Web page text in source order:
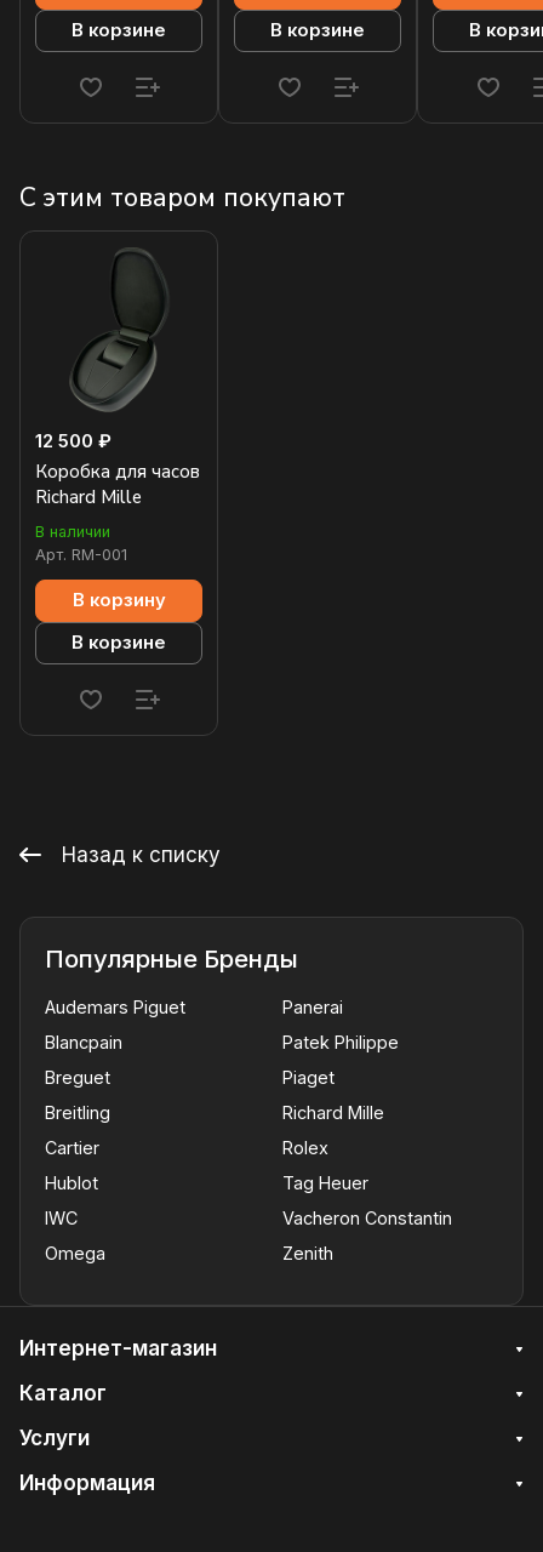
В корзине
В корзине
В
С этим товаром покупают
12 500 ₽
Коробка для часов
Richard Mille
В наличии
Арт. RM-001
В корзину
В корзине
Назад к списку
Популярные Бренды
Audemars Piguet
Blancpain
Breguet
Breitling
Cartier
Hublot
IWC
Omega
Panerai
Patek Philippe
Piaget
Richard Mille
Rolex
Tag Heuer
Vacheron Constantin
Zenith
Интернет-магазин
Каталог
Услуги
Информация